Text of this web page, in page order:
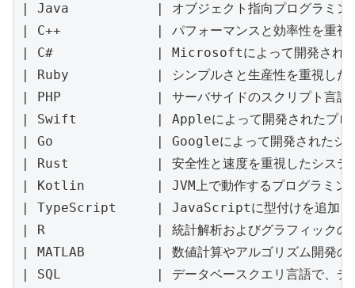
| Java           | オブジェクト指向プログラミング
| C++            | パフォーマンスと効率
| C#             | Microsoftによって開発されたオブ
| Ruby           | シンプルさと生産性を重視
| PHP            | サーバサイドのスクリプ
| Swift          | Appleによって開発されたプロ
| Go             | Googleによって開発された
| Rust           | 安全性と速度を重視し
| Kotlin         | JVM上で動作するプログラ
| TypeScript     | JavaScriptに型付け
| R              | 統計解析およびグラフィ
| MATLAB         | 数値計算やアルゴリ
| SQL            | データベースクエリ言語